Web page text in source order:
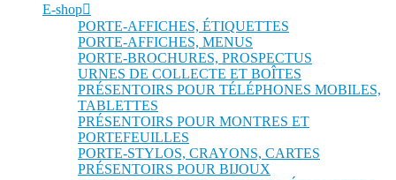
E-shop
PORTE-AFFICHES, ÉTIQUETTES
PORTE-AFFICHES, MENUS
PORTE-BROCHURES, PROSPECTUS
URNES DE COLLECTE ET BOÎTES
PRÉSENTOIRS POUR TÉLÉPHONES MOBILES,
TABLETTES
PRÉSENTOIRS POUR MONTRES ET
PORTEFEUILLES
PORTE-STYLOS, CRAYONS, CARTES
PRÉSENTOIRS POUR BIJOUX